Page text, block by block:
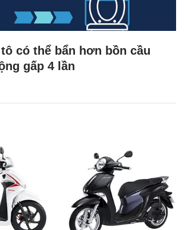
có thể bẩn hơn bồn cầu
gấp 4 lần